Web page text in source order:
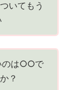
いてもう
のは○○で
？